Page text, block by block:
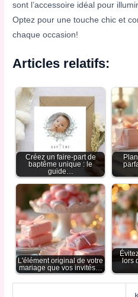
sont l’accessoire idéal pour
Optez pour une touche chic et
chaque occasion!
Articles relatifs:
Créez un faire-part de
baptême unique : le
guide…
L'élément original de votre
mariage que vos invités…
lors